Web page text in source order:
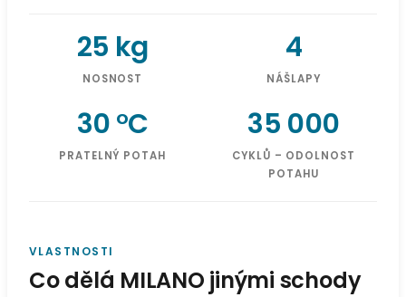
25 kg
NOSNOST
4
NÁŠLAPY
30 °C
PRATELNÝ POTAH
35 000
CYKLŮ – ODOLNOST
POTAHU
VLASTNOSTI
Co dělá MILANO jinými schody